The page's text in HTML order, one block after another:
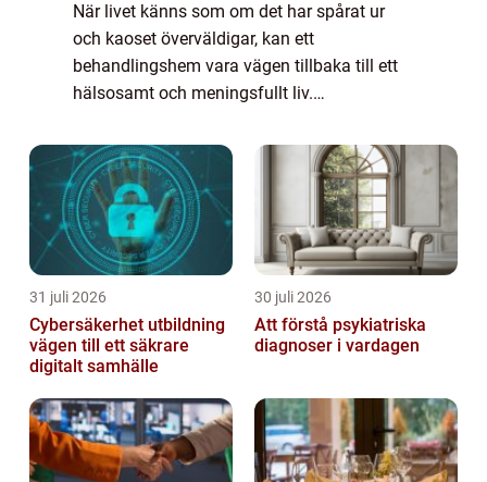
När livet känns som om det har spårat ur
och kaoset överväldigar, kan ett
behandlingshem vara vägen tillbaka till ett
hälsosamt och meningsfullt liv.
och stöd f...
31 juli 2026
Cybersäkerhet utbildning
vägen till ett säkrare
digitalt samhälle
30 juli 2026
Att förstå psykiatriska
diagnoser i vardagen